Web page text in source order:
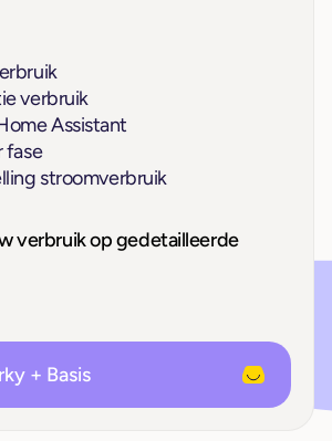
verbruik
Assistant
fase
stroomverbruik
verbruik op gedetailleerde
+ Basis